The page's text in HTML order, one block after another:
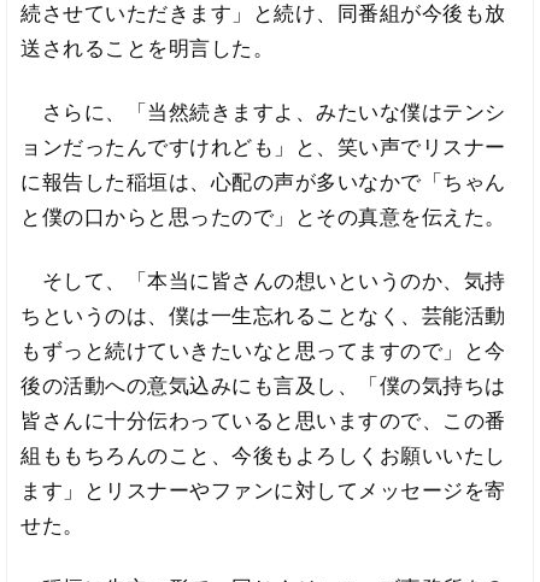
続させていただきます」と続け、同番組が今後も放
送されることを明言した。
さらに、「当然続きますよ、みたいな僕はテンシ
ョンだったんですけれども」と、笑い声でリスナー
に報告した稲垣は、心配の声が多いなかで「ちゃん
と僕の口からと思ったので」とその真意を伝えた。
そして、「本当に皆さんの想いというのか、気持
ちというのは、僕は一生忘れることなく、芸能活動
もずっと続けていきたいなと思ってますので」と今
後の活動への意気込みにも言及し、「僕の気持ちは
皆さんに十分伝わっていると思いますので、この番
組ももちろんのこと、今後もよろしくお願いいたし
ます」とリスナーやファンに対してメッセージを寄
せた。